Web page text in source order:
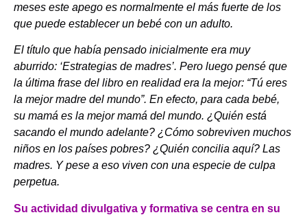
meses este apego es normalmente el más fuerte de los
que puede establecer un bebé con un adulto.
El título que había pensado inicialmente era muy
aburrido: ‘Estrategias de madres’. Pero luego pensé que
la última frase del libro en realidad era la mejor: “Tú eres
la mejor madre del mundo”. En efecto, para cada bebé,
su mamá es la mejor mamá del mundo. ¿Quién está
sacando el mundo adelante? ¿Cómo sobreviven muchos
niños en los países pobres? ¿Quién concilia aquí? Las
madres. Y pese a eso viven con una especie de culpa
perpetua.
Su actividad divulgativa y formativa se centra en su